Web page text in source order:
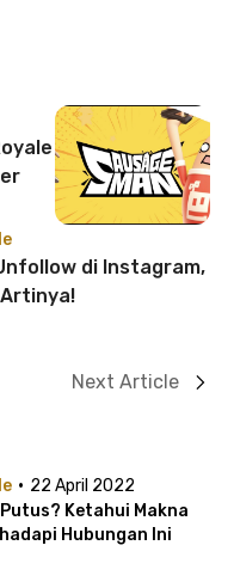
di Instagram,
Next Article
· 22 April 2022
Ketahui Makna
Hubungan Ini